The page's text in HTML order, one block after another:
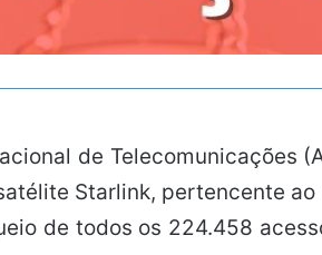
de Telecomunicações
Starlink, pertencente
de todos os 224.458